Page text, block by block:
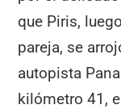
que Piris,
pareja, se
autopista
kilómetro 41,